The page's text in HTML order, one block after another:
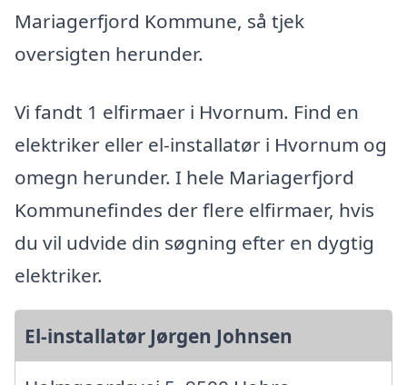
Mariagerfjord Kommune, så tjek
oversigten herunder.
Vi fandt 1 elfirmaer i Hvornum. Find en
elektriker eller el-installatør i Hvornum og
omegn herunder. I hele Mariagerfjord
Kommunefindes der flere elfirmaer, hvis
du vil udvide din søgning efter en dygtig
elektriker.
El-installatør Jørgen Johnsen